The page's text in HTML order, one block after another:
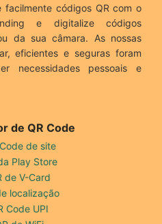
códigos QR com o
e digitalize códigos
da sua câmara. As nossas
eficientes e seguras foram
necessidades pessoais e
de QR Code
de site
Play Store
de V-Card
localização
Code UPI